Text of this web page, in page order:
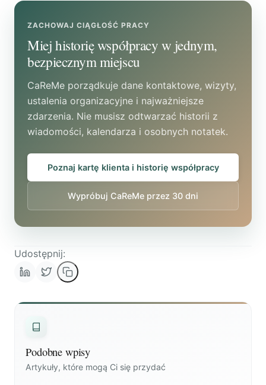
zakres dokumentów, poprawność adresu
oraz zabezpieczenia kanału odpowiednie
do danych medycznych.
ZACHOWAJ CIĄGŁOŚĆ PRACY
Miej historię współpracy w jednym,
bezpiecznym miejscu
CaReMe porządkuje dane kontaktowe, wizyty,
ustalenia organizacyjne i najważniejsze
zdarzenia. Nie musisz odtwarzać historii z
wiadomości, kalendarza i osobnych notatek.
Poznaj kartę klienta i historię współpracy
Wypróbuj CaReMe przez 30 dni
Udostępnij:
Podobne wpisy
Artykuły, które mogą Ci się przydać